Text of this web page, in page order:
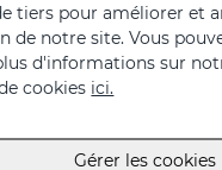
tiers pour améliorer et
de notre site. Vous
d'informations sur
cookies ici.
Gérer les cookies